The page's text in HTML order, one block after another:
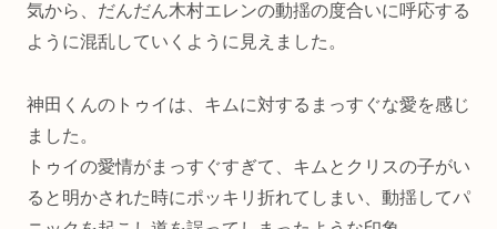
気から、だんだん木村エレンの動揺の度合いに呼応する
ように混乱していくように見えました。
神田くんのトゥイは、キムに対するまっすぐな愛を感じ
ました。
トゥイの愛情がまっすぐすぎて、キムとクリスの子がい
ると明かされた時にポッキリ折れてしまい、動揺してパ